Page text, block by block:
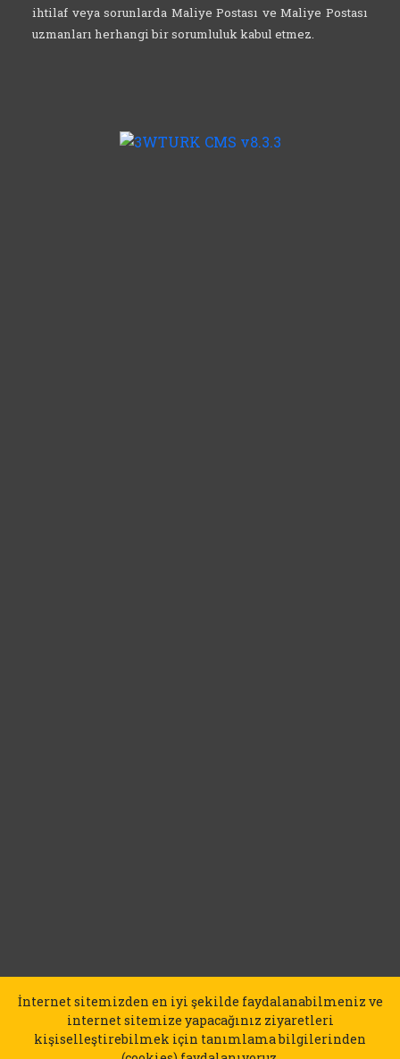
ihtilaf veya sorunlarda Maliye Postası ve Maliye Postası
uzmanları herhangi bir sorumluluk kabul etmez.
İnternet sitemizden en iyi şekilde faydalanabilmeniz ve
internet sitemize yapacağınız ziyaretleri
kişiselleştirebilmek için tanımlama bilgilerinden